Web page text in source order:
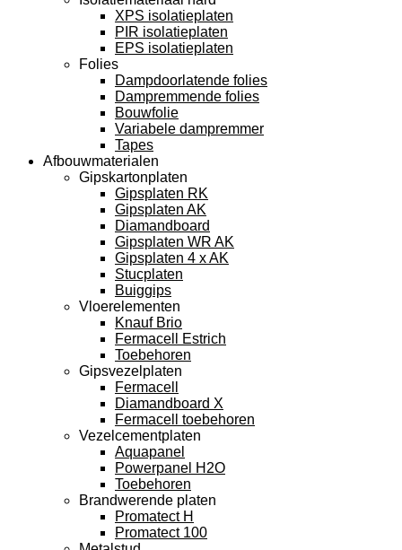
XPS isolatieplaten
PIR isolatieplaten
EPS isolatieplaten
Folies
Dampdoorlatende folies
Dampremmende folies
Bouwfolie
Variabele dampremmer
Tapes
Afbouwmaterialen
Gipskartonplaten
Gipsplaten RK
Gipsplaten AK
Diamandboard
Gipsplaten WR AK
Gipsplaten 4 x AK
Stucplaten
Buiggips
Vloerelementen
Knauf Brio
Fermacell Estrich
Toebehoren
Gipsvezelplaten
Fermacell
Diamandboard X
Fermacell toebehoren
Vezelcementplaten
Aquapanel
Powerpanel H2O
Toebehoren
Brandwerende platen
Promatect H
Promatect 100